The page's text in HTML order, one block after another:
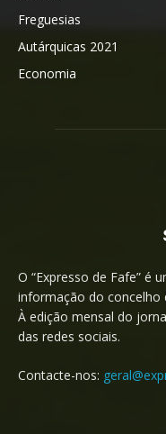
Freguesias
Autárquicas 2021
Economia
O “Expresso de Fafe” é
informação do concelho
À edição mensal do
das redes sociais.
Contacte-nos: